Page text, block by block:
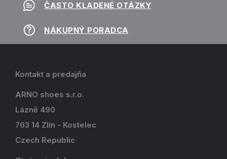
ČASTO KLADENÉ OTÁZKY
NÁKUPNÝ PORADCA
Kontakt a predajňa
ARNO shoes s.r.o.
Lázně 490
763 14 Zlín - Kostelec
Czech Republic